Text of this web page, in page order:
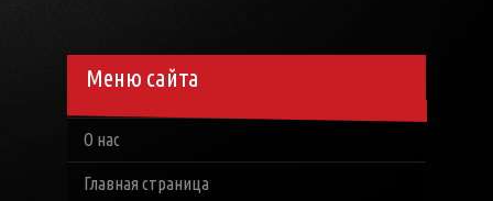
Меню сайта
О нас
Главная страница